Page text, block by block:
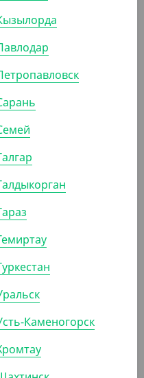
холодного, 250 мл,
Каменогорск